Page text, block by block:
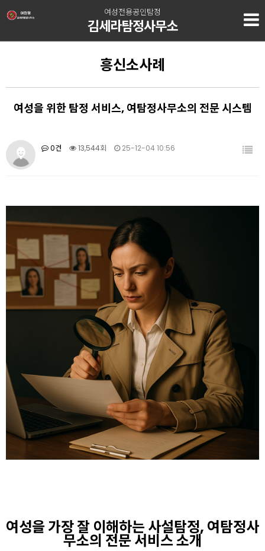
여성전용공인탐정
김세라탐정사무소
흥신소사례
여성을 위한 탐정 서비스, 여탐정사무소의 전문 시스템
0건 13,544회 25-12-04 10:56
여성을 가장 잘 이해하는 사설탐정, 여탐정사
무소의 전문 서비스 소개